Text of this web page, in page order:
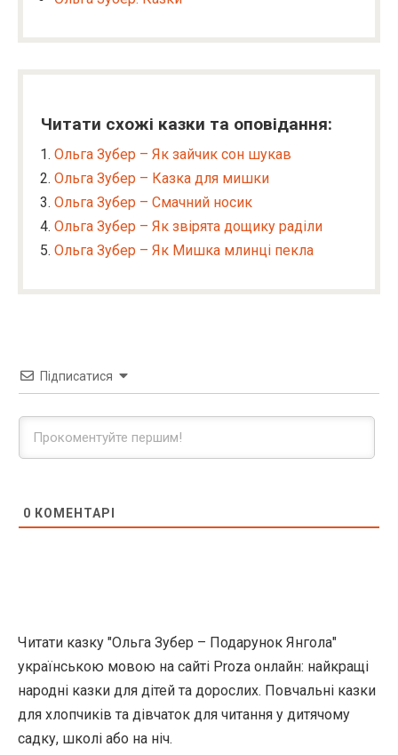
Читати схожі казки та оповідання:
Ольга Зубер – Як зайчик сон шукав
Ольга Зубер – Казка для мишки
Ольга Зубер – Смачний носик
Ольга Зубер – Як звірята дощику раділи
Ольга Зубер – Як Мишка млинці пекла
Підписатися
0 КОМЕНТАРІ
Читати казку "Ольга Зубер – Подарунок Янгола"
українською мовою на сайті Proza онлайн: найкращі
народні казки для дітей та дорослих. Повчальні казки
для хлопчиків та дівчаток для читання у дитячому
садку, школі або на ніч.